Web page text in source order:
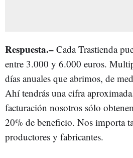
Respuesta.– Cada Trastienda
entre 3.000 y 6.000 euros.
días anuales que abrimos, de
Ahí tendrás una cifra
facturación nosotros sólo
20% de beneficio. Nos importa
productores y fabricantes.